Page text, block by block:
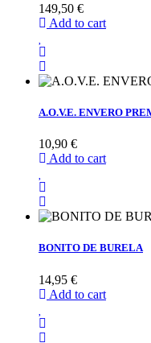
149,50 €
Add to cart
A.O.V.E. ENVERO
10,90 €
Add to cart
BONITO DE BURELA
14,95 €
Add to cart